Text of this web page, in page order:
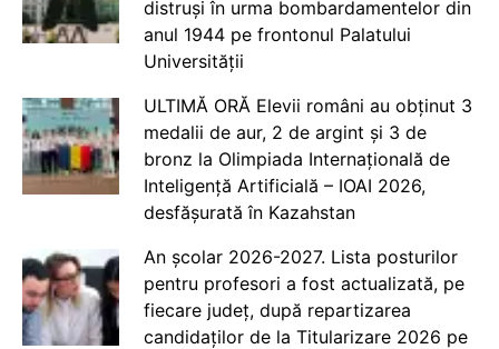
distruși în urma bombardamentelor din
anul 1944 pe frontonul Palatului
Universității
ULTIMĂ ORĂ Elevii români au obținut 3
medalii de aur, 2 de argint și 3 de
bronz la Olimpiada Internațională de
Inteligență Artificială – IOAI 2026,
desfășurată în Kazahstan
An școlar 2026-2027. Lista posturilor
pentru profesori a fost actualizată, pe
fiecare județ, după repartizarea
candidaților de la Titularizare 2026 pe